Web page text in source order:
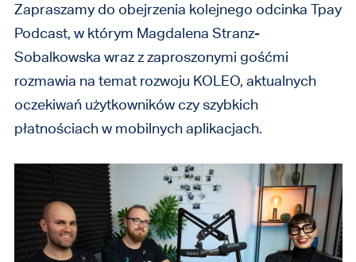
Zapraszamy do obejrzenia kolejnego odcinka Tpay
Podcast, w którym Magdalena Stranz-
Sobalkowska wraz z zaproszonymi gośćmi
rozmawia na temat rozwoju KOLEO, aktualnych
oczekiwań użytkowników czy szybkich
płatnościach w mobilnych aplikacjach.